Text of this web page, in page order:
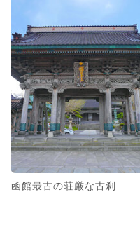
函館最古の荘厳な古刹